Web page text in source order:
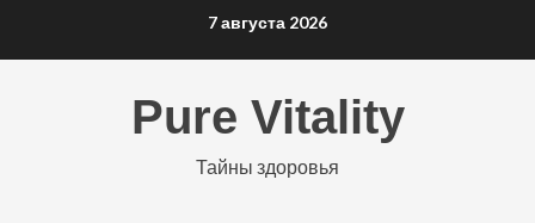
7 августа 2026
Pure Vitality
Тайны здоровья